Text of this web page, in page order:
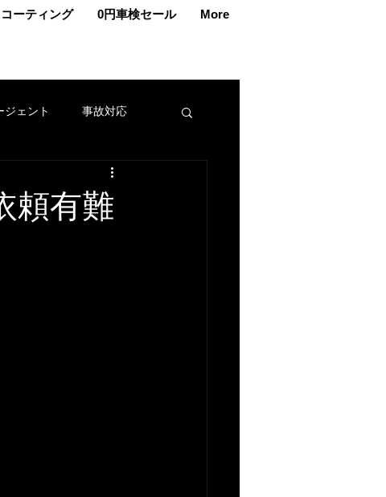
コーティング 0円車検セール More
ジェント 事故対応
車メンテナンス
頼有難